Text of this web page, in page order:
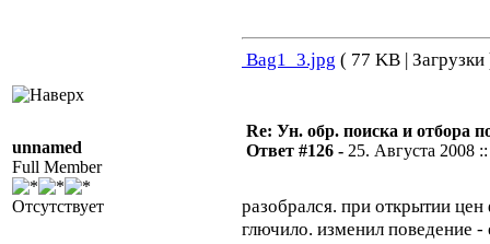
Bag1_3.jpg ( 77 KB | Загрузки
unnamed
Full Member
Отсутствует
Re: Ун. обр. поиска и отбора
Ответ #126 - 25. Августа 2008
разобрался. при открытии
глючило. изменил поведение -